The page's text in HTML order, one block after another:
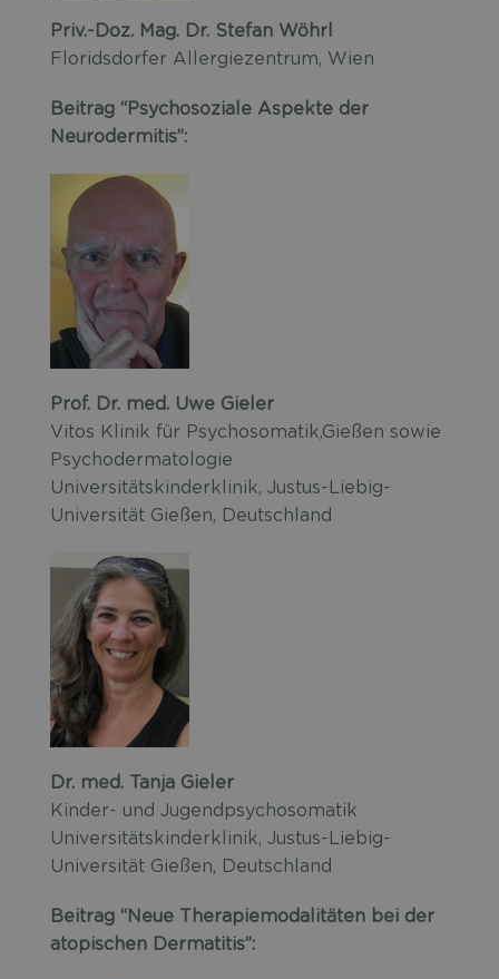
Priv.-Doz. Mag. Dr. Stefan Wöhrl
Floridsdorfer Allergiezentrum, Wien
Beitrag “Psychosoziale Aspekte der
Neurodermitis”:
Prof. Dr. med. Uwe Gieler
Vitos Klinik für Psychosomatik,Gießen sowie
Psychodermatologie
Universitätskinderklinik, Justus-Liebig-
Universität Gießen, Deutschland
Dr. med. Tanja Gieler
Kinder- und Jugendpsychosomatik
Universitätskinderklinik, Justus-Liebig-
Universität Gießen, Deutschland
Beitrag “Neue Therapiemodalitäten bei der
atopischen Dermatitis”: